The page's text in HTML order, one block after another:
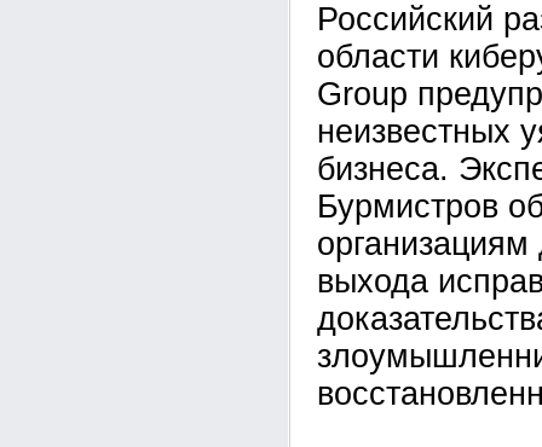
Российский
области
Group
неизвестных
бизнеса.
Бурмистров
организациям
выхода